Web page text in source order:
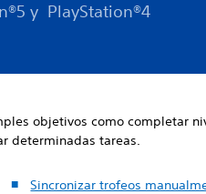
y PlayStation®4
objetivos como completar
determinadas tareas.
Sincronizar trofeos